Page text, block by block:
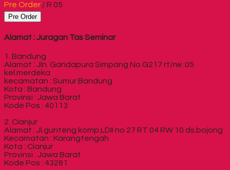
Pre Order / R 05
Pre Order
Alamat : Juragan Tas Seminar
1. Bandung
Alamat : Jln. Gandapura Simpang No.G217 rt/rw :05
kel.merdeka
kecamatan : Sumur Bandung
Kota : Bandung
Provinsi : Jawa Barat
Kode Pos : 40113
2. Cianjur
Alamat : Jl.gunteng komp.LDII no 27 RT 04 RW 10 ds.bojong
Kecamatan : Karangtengah
Kota : Cianjur
Provinsi : Jawa Barat
Kode Pos : 43281